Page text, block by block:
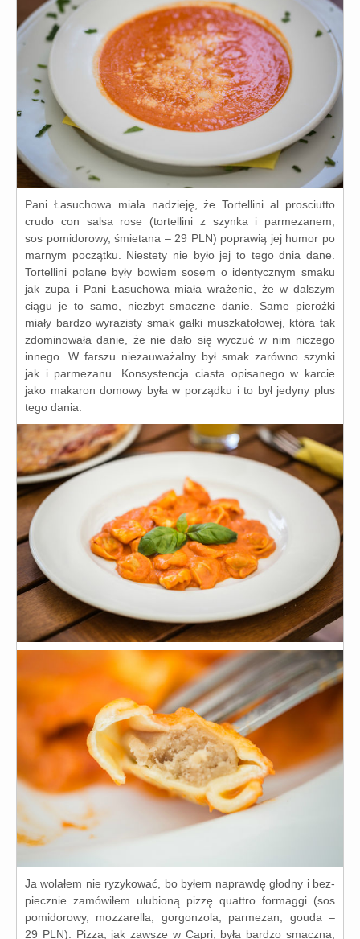
Pani Łasuchowa mia­ła nadzie­ję, że Tortellini al pro­sciut­to
cru­do con sal­sa rose (tor­tel­li­ni z szyn­ka i par­me­za­nem,
sos pomi­do­ro­wy, śmie­ta­na – 29 PLN) popra­wią jej humor po
mar­nym począt­ku. Niestety nie było jej to tego dnia dane.
Tortellini pola­ne były bowiem sosem o iden­tycz­nym sma­ku
jak zupa i Pani Łasuchowa mia­ła wra­że­nie, że w dal­szym
cią­gu je to samo, nie­zbyt smacz­ne danie. Same pie­roż­ki
mia­ły bar­dzo wyra­zi­sty smak gał­ki musz­ka­to­ło­wej, któ­ra tak
zdo­mi­no­wa­ła danie, że nie dało się wyczuć w nim nicze­go
inne­go. W far­szu nie­zau­wa­żal­ny był smak zarów­no szyn­ki
jak i par­me­za­nu. Konsystencja cia­sta opi­sa­ne­go w kar­cie
jako maka­ron domo­wy była w porząd­ku i to był jedy­ny plus
tego dania.
Ja wola­łem nie ryzy­ko­wać, bo byłem napraw­dę głod­ny i bez­
piecz­nie zamó­wi­łem ulu­bio­ną piz­zę quat­tro for­mag­gi (sos
pomi­do­ro­wy, moz­za­rel­la, gor­gon­zo­la, par­me­zan, gou­da –
29 PLN). Pizza, jak zawsze w Capri, była bar­dzo smacz­na,